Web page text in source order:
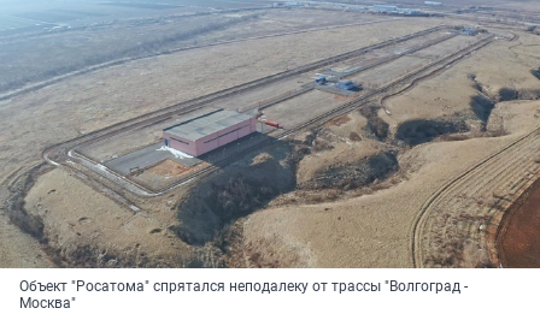
Объект "Росатома" спрятался неподалеку от трассы "Волгоград -
Москва"